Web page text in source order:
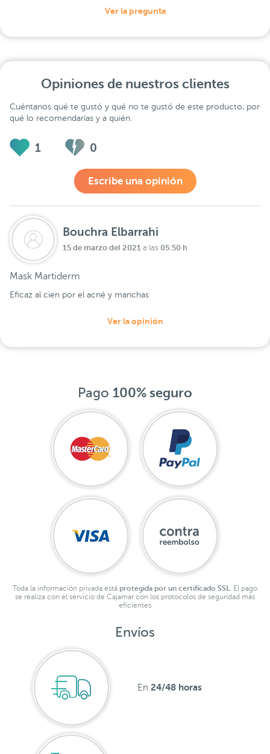
Ver la pregunta
Opiniones de nuestros clientes
Cuéntanos qué te gustó y qué no te gustó de este producto, por
qué lo recomendarías y a quién.
1 0
Escribe una opinión
Bouchra Elbarrahi
15 de marzo del 2021 a las 05:50 h
Mask Martiderm
Eficaz al cien por el acné y manchas
Ver la opinión
Pago 100% seguro
Toda la información privada está protegida por un certificado SSL.
El pago
se realiza con el servicio de Cajamar con los protocolos de seguridad más
eficientes
Envíos
En 24/48 horas